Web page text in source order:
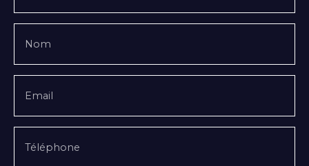
Nom
Email
Téléphone